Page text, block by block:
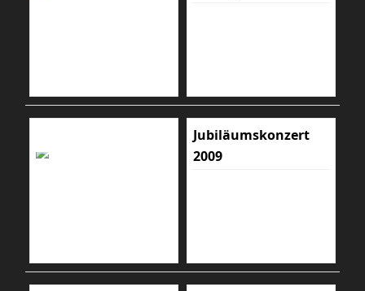
Jubiläumskonzert
2009